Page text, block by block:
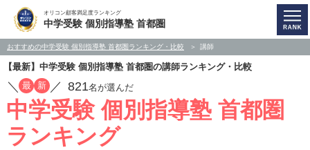
オリコン顧客満足度ランキング
中学受験 個別指導塾 首都圏
おすすめの中学受験 個別指導塾 首都圏ランキング・比較 講師
【最新】中学受験 個別指導塾 首都圏の講師ランキング・比較
／ 最 新 ／ 821名が選んだ
中学受験 個別指導塾 首都圏
ランキング